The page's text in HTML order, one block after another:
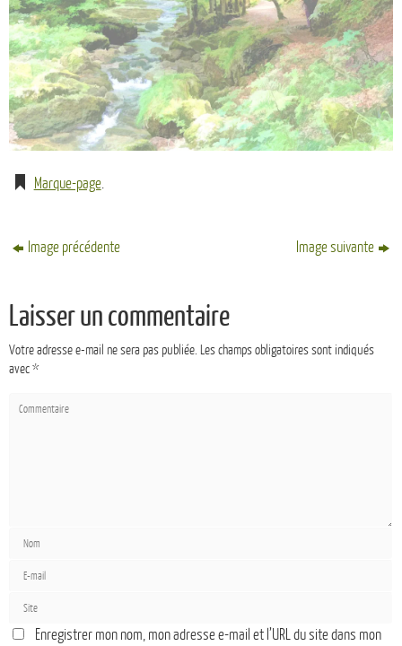
Marque-page.
Image précédente Image suivante
Laisser un commentaire
Votre adresse e-mail ne sera pas publiée. Les champs obligatoires sont indiqués
avec*
Enregistrer mon nom, mon adresse e-mail et l’URL du site dans mon